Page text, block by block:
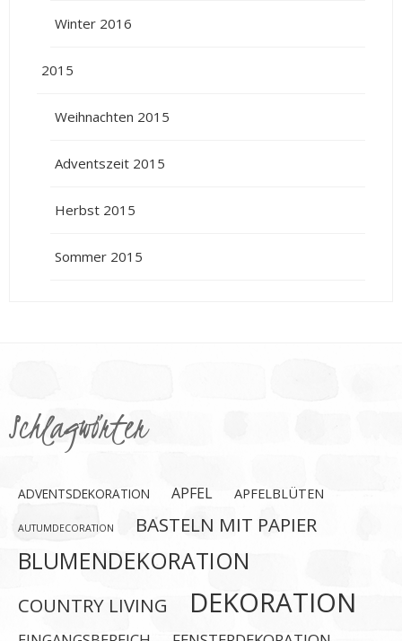
Winter 2016
2015
Weihnachten 2015
Adventszeit 2015
Herbst 2015
Sommer 2015
Schlagwörter
ADVENTSDEKORATION APFEL APFELBLÜTEN
AUTUMDECORATION BASTELN MIT PAPIER
BLUMENDEKORATION
COUNTRY LIVING DEKORATION